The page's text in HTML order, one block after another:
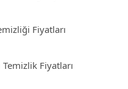
Fiyatları
Fiyatları